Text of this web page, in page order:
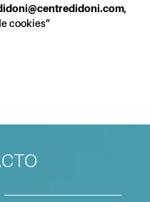
,
cookies”